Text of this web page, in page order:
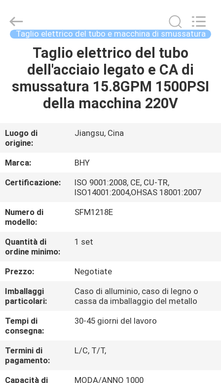
CASA
PRODOTTI
NOI
GIRO
DELLA
CONTROLLO
DI
MAPPA
DEL
SITO
NORME
SULLA
Bohyar
Engineering
Material
Technology(Suzhou)Co.,
Taglio elettrico del tubo e macchina di smussatura
Taglio elettrico del tubo
dell'acciaio legato e CA di
smussatura 15.8GPM 1500PSI
della macchina 220V
Luogo di
origine:
Jiangsu, Cina
Marca:
BHY
Certificazione:
ISO 9001:2008, CE, CU-TR,
ISO14001:2004,OHSAS 18001:2007
Numero di
modello:
SFM1218E
Quantità di
ordine minimo:
1 set
Prezzo:
Negotiate
Imballaggi
particolari:
Caso di alluminio, caso di legno o
cassa da imballaggio del metallo
Tempi di
consegna:
30-45 giorni del lavoro
Termini di
pagamento:
L/C, T/T,
Capacità di
MODA/ANNO 1000